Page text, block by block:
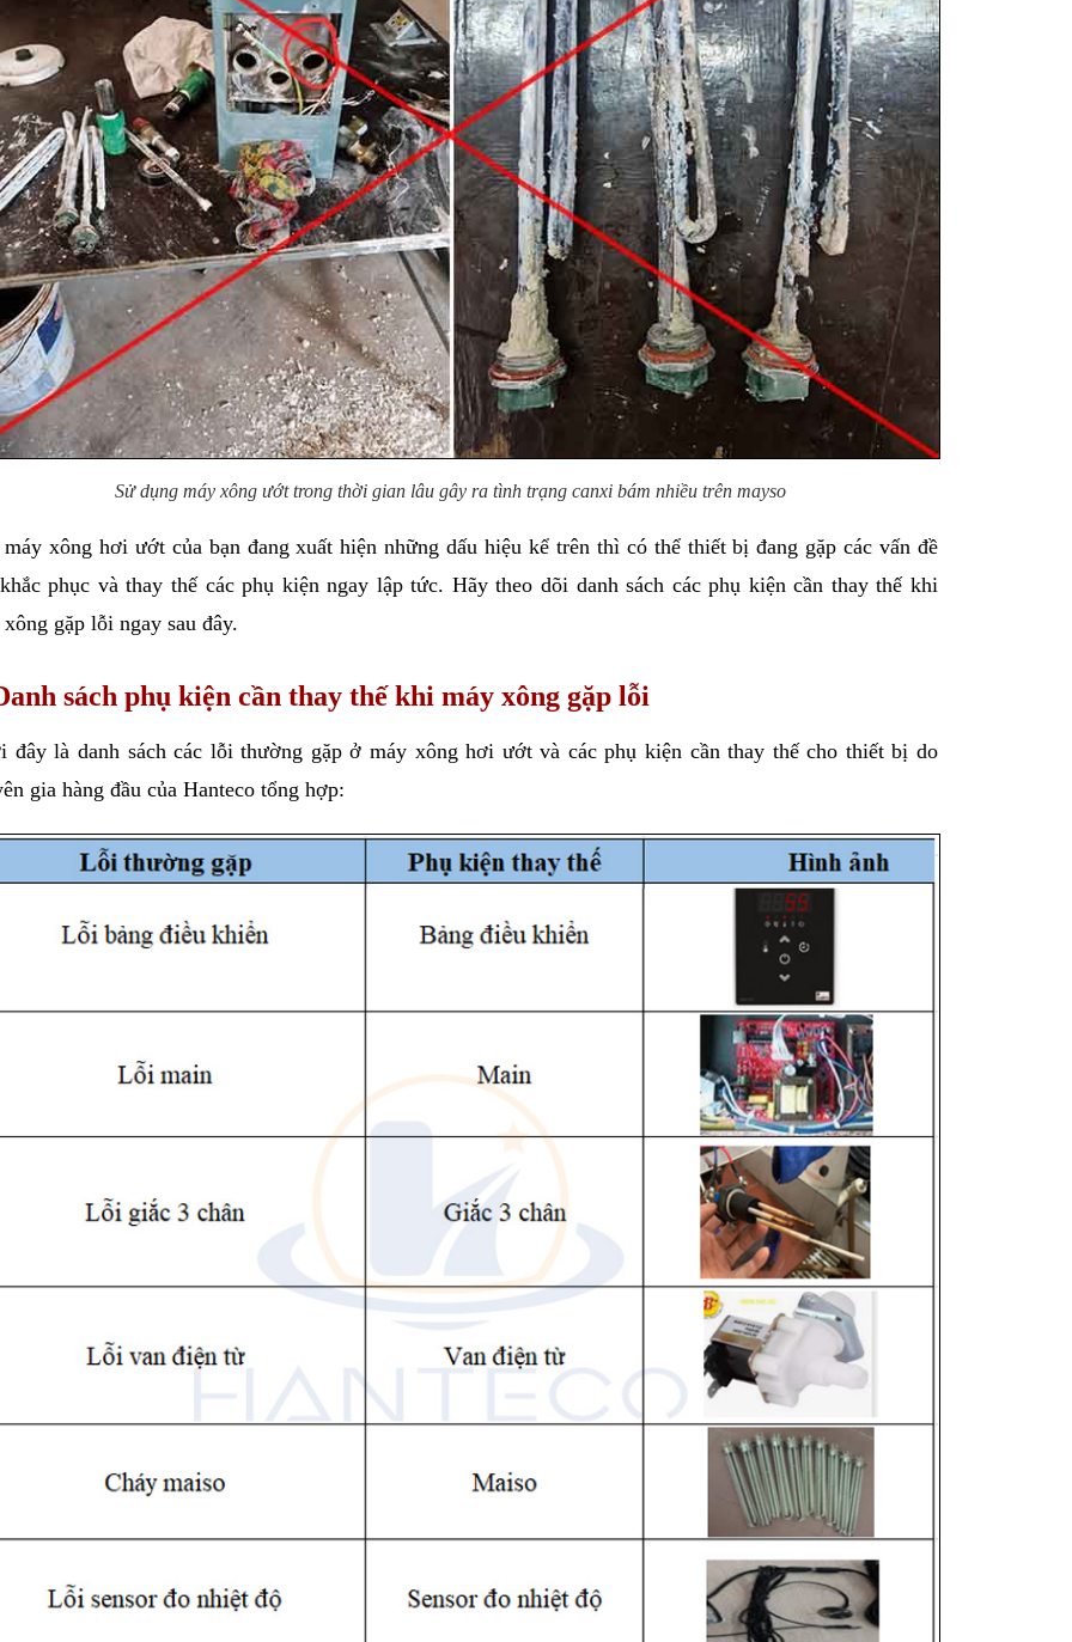
Sử dụng máy xông ướt trong thời gian lâu gây ra tình trạng canxi bám nhiều trên mayso
máy xông hơi ướt của bạn đang xuất hiện những dấu hiệu kể trên thì có thể thiết bị đang gặp các vấn đề
phục và thay thế các phụ kiện ngay lập tức. Hãy theo dõi danh sách các phụ kiện cần thay thế khi
gặp lỗi ngay sau đây.
sách phụ kiện cần thay thế khi máy xông gặp lỗi
đây là danh sách các lỗi thường gặp ở máy xông hơi ướt và các phụ kiện cần thay thế cho thiết bị do
gia hàng đầu của Hanteco tổng hợp: